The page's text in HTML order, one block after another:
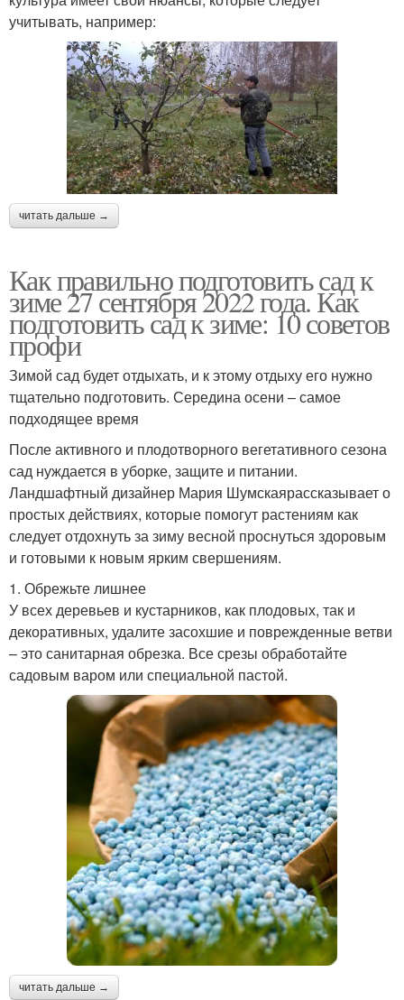
учитывать, например:
читать дальше →
Как правильно подготовить сад к
зиме 27 сентября 2022 года. Как
подготовить сад к зиме: 10 советов
профи
Зимой сад будет отдыхать, и к этому отдыху его нужно
тщательно подготовить. Середина осени – самое
подходящее время
После активного и плодотворного вегетативного сезона
сад нуждается в уборке, защите и питании.
Ландшафтный дизайнер Мария Шумскаярассказывает о
простых действиях, которые помогут растениям как
следует отдохнуть за зиму весной проснуться здоровым
и готовыми к новым ярким свершениям.
1. Обрежьте лишнее
У всех деревьев и кустарников, как плодовых, так и
декоративных, удалите засохшие и поврежденные ветви
– это санитарная обрезка. Все срезы обработайте
садовым варом или специальной пастой.
читать дальше →